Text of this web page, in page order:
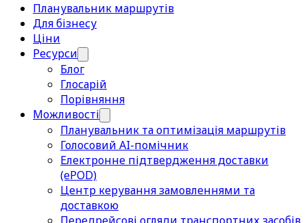
Планувальник маршрутів
Для бізнесу
Ціни
Ресурси
Блог
Глосарій
Порівняння
Можливості
Планувальник та оптимізація маршрутів
Голосовий AI-помічник
Електронне підтвердження доставки
(ePOD)
Центр керування замовленнями та
доставкою